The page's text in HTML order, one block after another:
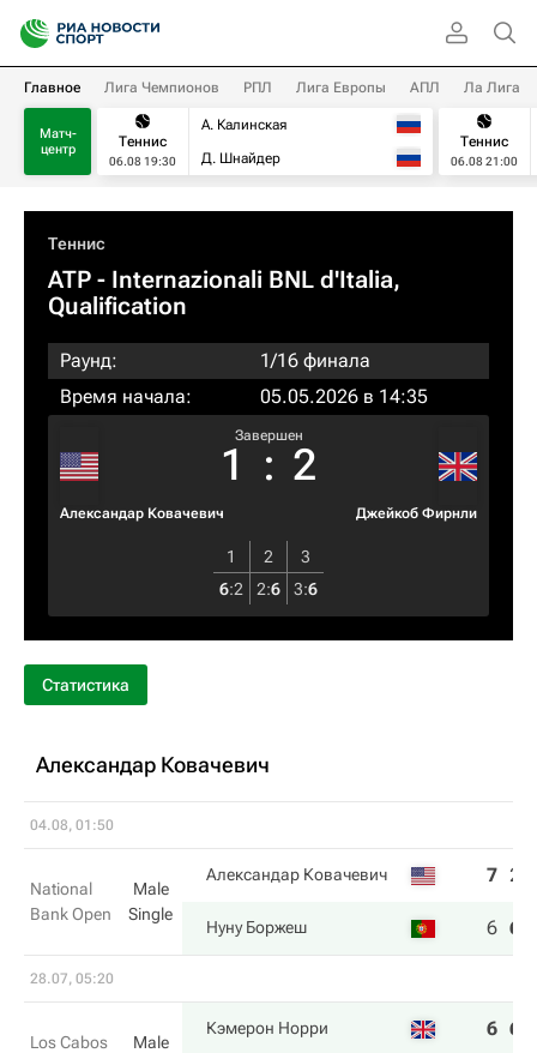
Главное Лига Чемпионов РПЛ Лига Европы АПЛ Ла Лига
Матч-
центр
Теннис
06.08 19:30
А. Калинская
Д. Шнайдер
Теннис
06.08 21:00
Теннис
ATP - Internazionali BNL d'Italia,
Qualification
Раунд:
1/16 финала
Время начала:
05.05.2026 в 14:35
Александар Ковачевич
Завершен
1 : 2
Джейкоб Фирнли
1 2
3
6:2 2:6 3:6
Статистика
Александар Ковачевич
04.08, 01:50
National
Bank Open
Male
Single
Александар Ковачевич 7 2
Нуну Боржеш 6 6
28.07, 05:20
Los Cabos
Male
Кэмерон Норри 6 6